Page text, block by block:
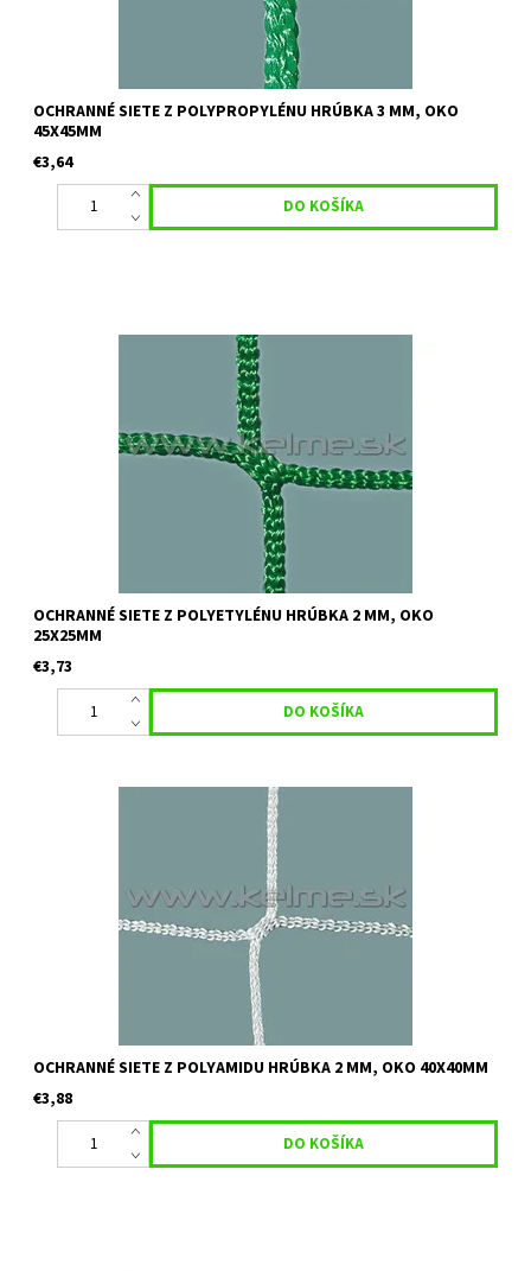
OCHRANNÉ SIETE Z POLYPROPYLÉNU HRÚBKA 3 MM, OKO
45X45MM
€3,64
Určenie: ochranné siete vhodné na oplotenie golfových ihrísk,
pieskovísk, tenisových kurtov, nad existujúce oplotenie Farba:
zelená Uvedená cena je orientačná za 1 m2 pri minimálnom...
OCHRANNÉ SIETE Z POLYETYLÉNU HRÚBKA 2 MM, OKO
25X25MM
€3,73
Určenie:pre hokej nad vysoké plexisklo alebo ako prvá silná
ochranná sieť, rozdelenie hál, telocviční a podobne. Farby: biela,
čierna, béžová Uvedená cena je orientačná za 1 m2 pri...
OCHRANNÉ SIETE Z POLYAMIDU HRÚBKA 2 MM, OKO 40X40MM
€3,88